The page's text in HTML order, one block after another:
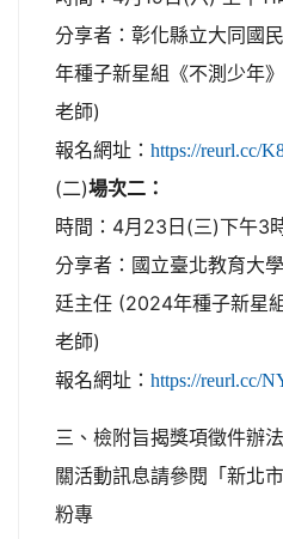
分享者：彰化縣立大同國
年種子新星組《不測少年
老師)
報名網址： https://reurl.cc/
(二)場次二：
時間：4月23日(三)下午3
分享者：國立臺北教育大
廷主任 (2024年種子新星
老師)
報名網址： https://reurl.cc/
三、檢附旨揭獎項徵件辦
關活動訊息請參閱「新北
粉專